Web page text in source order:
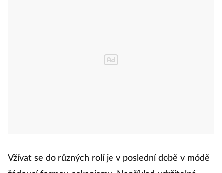
Vžívat se do různých rolí je v poslední době v módě